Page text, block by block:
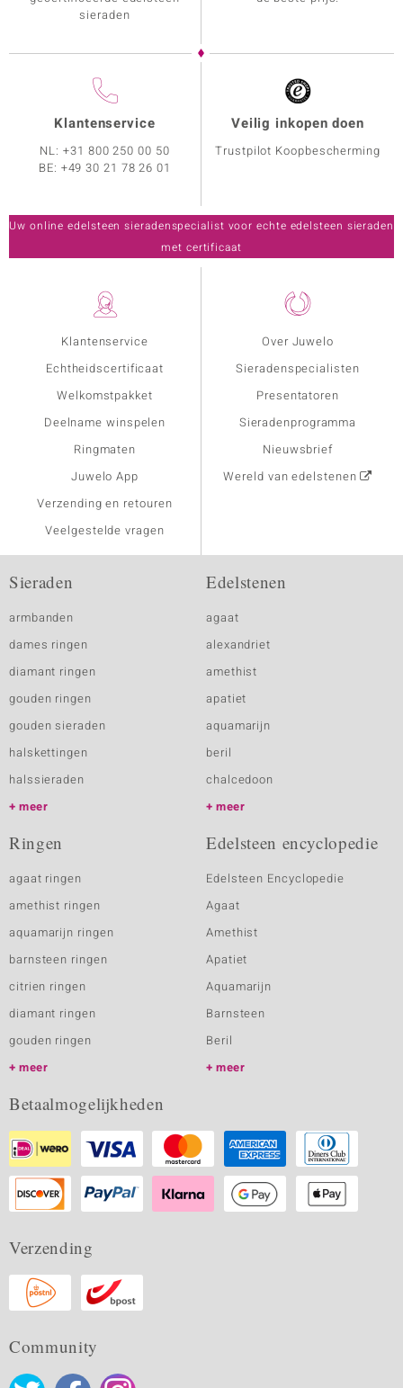
Klantenservice
Echtheidscertificaat
Welkomstpakket
Deelname winspelen
Ringmaten
Juwelo App
Verzending en retouren
Veelgestelde vragen
Over Juwelo
Sieradenspecialisten
Presentatoren
Sieradenprogramma
Nieuwsbrief
Wereld van edelstenen
sieraden
Klantenservice
NL:+31 800 250 00 50
BE: +49 30 21 78 26 01
Veilig inkopen doen
Trustpilot Koopbescherming
Uw online edelsteen sieradenspecialist voor echte edelsteen sieraden
met certificaat
Sieraden
armbanden
dames ringen
diamant ringen
gouden ringen
gouden sieraden
halskettingen
halssieraden
meer
Edelstenen
agaat
alexandriet
amethist
apatiet
aquamarijn
beril
chalcedoon
meer
Ringen
agaat ringen
amethist ringen
aquamarijn ringen
barnsteen ringen
citrien ringen
diamant ringen
gouden ringen
meer
Edelsteen encyclopedie
Edelsteen Encyclopedie
Agaat
Amethist
Apatiet
Aquamarijn
Barnsteen
Beril
meer
Betaalmogelijkheden
Verzending
Community